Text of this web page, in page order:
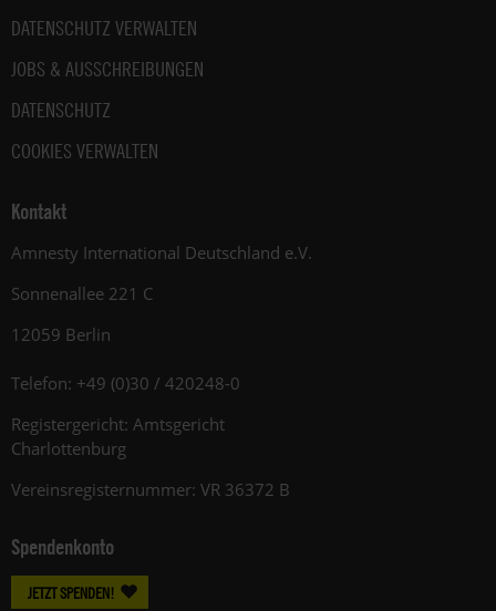
DATENSCHUTZ VERWALTEN
JOBS & AUSSCHREIBUNGEN
DATENSCHUTZ
COOKIES VERWALTEN
Kontakt
Amnesty International Deutschland e.V.
Sonnenallee 221 C
12059 Berlin
Telefon: +49 (0)30 / 420248-0
Registergericht: Amtsgericht
Charlottenburg
Vereinsregisternummer: VR 36372 B
Spendenkonto
JETZT SPENDEN!